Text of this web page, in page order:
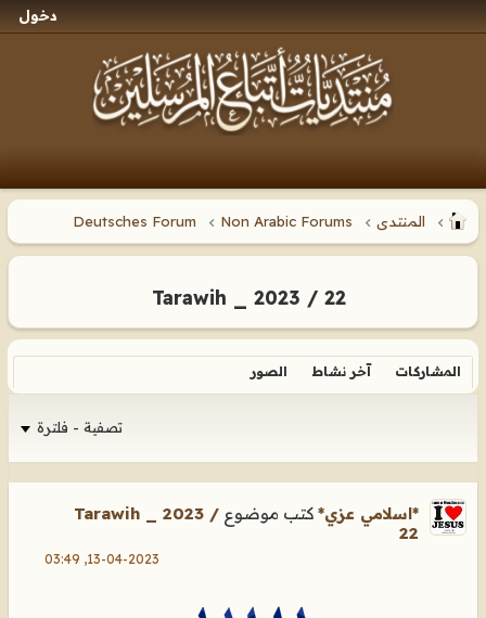
دخول
المنتدى Non Arabic Forums
Deutsches Forum
Tarawih _ 2023 / 22
المشاركات آخر نشاط الصور
تصفية - فلترة
*اسلامي عزي*كتب موضوع Tarawih _ 2023 /
22
13-04-2023, 03:49